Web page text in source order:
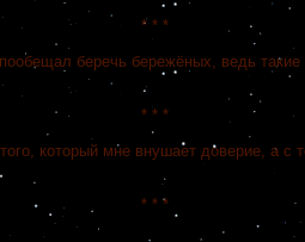
* * *
беречь бережёных, ведь такие
* * *
который мне внушает доверие, а с
* * *